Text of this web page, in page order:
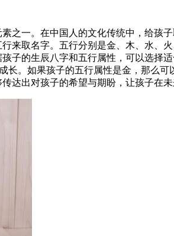
之一。在中国人的文化传统中，给
来取名字。五行分别是金、木、水
子的生辰八字和五行属性，可以选择
长。如果孩子的五行属性是金，那么
达出对孩子的希望与期盼，让孩子在